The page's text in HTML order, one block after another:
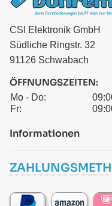
CSI Elektronik GmbH
Südliche Ringstr. 32
91126 Schwabach
ÖFFNUNGSZEITEN:
Mo - Do:
Fr:
Informationen